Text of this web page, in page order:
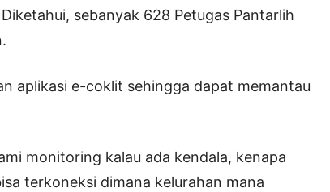
sebanyak 628 Petugas Pantarlih
aplikasi e-coklit sehingga dapat memantau
monitoring kalau ada kendala, kenapa
terkoneksi dimana kelurahan mana